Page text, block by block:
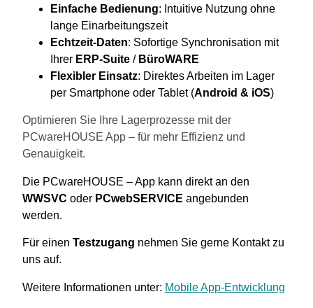
Einfache Bedienung: Intuitive Nutzung ohne
lange Einarbeitungszeit
Echtzeit-Daten: Sofortige Synchronisation mit
Ihrer ERP-Suite/ BüroWARE
Flexibler Einsatz: Direktes Arbeiten im Lager
per Smartphone oder Tablet (Android & iOS)
Optimieren Sie Ihre Lagerprozesse mit der
PCwareHOUSE App – für mehr Effizienz und
Genauigkeit.
Die PCwareHOUSE – App kann direkt an den
WWSVC oder PCwebSERVICE angebunden
werden.
Für einen Testzugang nehmen Sie gerne Kontakt zu
uns auf.
Weitere Informationen unter: Mobile App-Entwicklung